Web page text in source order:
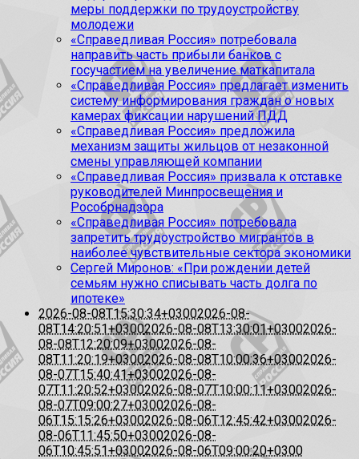
меры поддержки по трудоустройству
молодежи
«Справедливая Россия» потребовала
направить часть прибыли банков с
госучастием на увеличение маткапитала
«Справедливая Россия» предлагает изменить
систему информирования граждан о новых
камерах фиксации нарушений ПДД
«Справедливая Россия» предложила
механизм защиты жильцов от незаконной
смены управляющей компании
«Справедливая Россия» призвала к отставке
руководителей Минпросвещения и
Рособрнадзора
«Справедливая Россия» потребовала
запретить трудоустройство мигрантов в
наиболее чувствительные сектора экономики
Сергей Миронов: «При рождении детей
семьям нужно списывать часть долга по
ипотеке»
2026-08-08T15:30:34+03002026-08-
08T14:20:51+03002026-08-08T13:30:01+03002026-
08-08T12:20:09+03002026-08-
08T11:20:19+03002026-08-08T10:00:36+03002026-
08-07T15:40:41+03002026-08-
07T11:20:52+03002026-08-07T10:00:11+03002026-
08-07T09:00:27+03002026-08-
06T15:15:26+03002026-08-06T12:45:42+03002026-
08-06T11:45:50+03002026-08-
06T10:45:51+03002026-08-06T09:00:20+0300